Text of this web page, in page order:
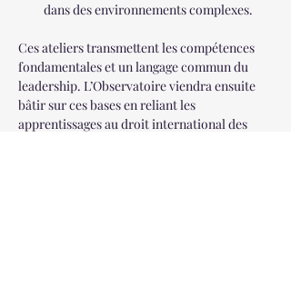
dans des environnements complexes.
Ces ateliers transmettent les compétences
fondamentales et un langage commun du
leadership. L’Observatoire viendra ensuite
bâtir sur ces bases en reliant les
apprentissages au droit international des